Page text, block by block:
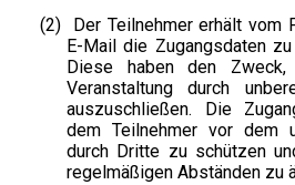
(2)
Der Teilnehmer erhält vom
E-Mail die Zugangsdaten
Diese haben den
Veranstaltung durch
auszuschließen. Die
dem Teilnehmer vor dem
durch Dritte zu schützen
regelmäßigen Abständen zu